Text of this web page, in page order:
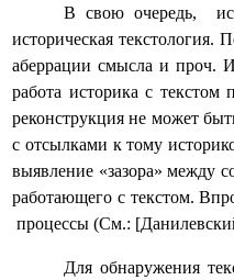
В свою очередь,
историческая текстология.
аберрации смысла и проч.
работа историка с
реконструкция не может
с отсылками к тому
выявление «зазора» между
работающего с текстом.
процессы (См.:
Для обнаружения